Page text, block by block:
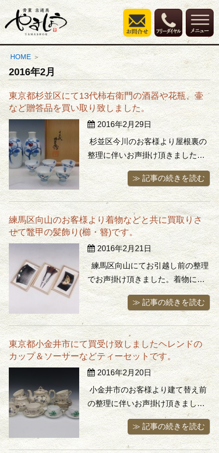
HOME
2016年2月
東京都杉並区にて13代柿右衛門の酒器や花瓶、壷
など贈答品を買い取り致しました。
2016年2月29日
杉並区今川のお客様より屋根裏の
整理に伴いお声掛け頂きました。
一度上げてしまうとそのままにな
ってしまう事が多いのが屋根裏収
納ですね。今回は十年以上ぶりに
片付けると言うことでした。陶磁
器などの贈答品、絵画(額)、着物な
どをはじめこれはどうやって上げ
たんだろう？とお客様ご自身も頭
にハ ...
≫ 記事の続きを読む
練馬区向山のお客様より着物などと共に買取りさ
せて鼈甲の髪飾り(櫛・簪)です。
2016年2月21日
練馬区向山にてお引越し前の整理
でお声掛け頂きました。着物に始
まり掛軸や壷、花瓶などの置物、
アクセサリーなどを買取りさせて
頂きました。写真はべっ甲細工の
髪飾りです。鼈甲に螺鈿の入った
櫛や簪、金と宝石があしらわれた
髪留め。どれも旦那様に買っても
らったは良いけどお使いになった
記憶は ...
≫ 記事の続きを読む
東京都小金井市にて買受け致しましたヘレンドの
カップ＆ソーサーなどティーセットです。
2016年2月20日
小金井市のお客様より建て替え前
の整理に伴いお声掛け頂きまし
た。世界各国にご旅行に行かれて
はお土産として買ってきたと言う
ヘレンド、ロイヤルコペンハーゲ
≫ 記事の続きを読む